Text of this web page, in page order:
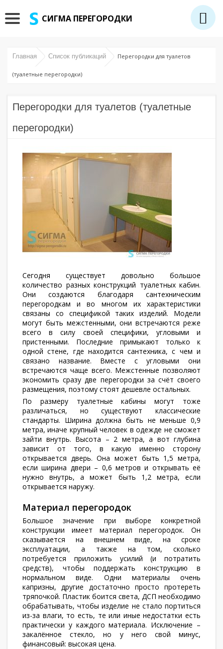
СИГМА ПЕРЕГОРОДКИ
Главная Список публикаций Перегородки для туалетов
(туалетные перегородки)
Перегородки для туалетов (туалетные
перегородки)
Сегодня существует довольно большое
количество разных конструкций туалетных кабин.
Они создаются благодаря сантехническим
перегородкам и во многом их характеристики
связаны со спецификой таких изделий. Модели
могут быть межстенными, они встречаются реже
всего в силу своей специфики, угловыми и
пристенными. Последние примыкают только к
одной стене, где находится сантехника, с чем и
связано название. Вместе с угловыми они
встречаются чаще всего. Межстенные позволяют
экономить сразу две перегородки за счёт своего
размещения, поэтому стоят дешевле остальных.
По размеру туалетные кабины могут тоже
различаться, но существуют классические
стандарты. Ширина должна быть не меньше 0,9
метра, иначе крупный человек в одежде не сможет
зайти внутрь. Высота – 2 метра, а вот глубина
зависит от того, в какую именно сторону
открывается дверь. Она может быть 1,5 метра,
если ширина двери – 0,6 метров и открывать её
нужно внутрь, а может быть 1,2 метра, если
открывается наружу.
Материал перегородок
Большое значение при выборе конкретной
конструкции имеет материал перегородок. Он
сказывается на внешнем виде, на сроке
эксплуатации, а также на том, сколько
потребуется приложить усилий (и потратить
средств), чтобы поддержать конструкцию в
нормальном виде. Одни материалы очень
капризны, другие достаточно просто протереть
тряпочкой. Пластик боится света, ДСП необходимо
обрабатывать, чтобы изделие не стало портиться
из-за влаги, то есть, те или иные недостатки есть
практически у каждого материала. Исключение –
закалённое стекло, но у него свой минус,
финансовый: высокая цена.